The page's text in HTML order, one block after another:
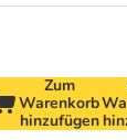
Zum
Warenkorb
hinzufügen